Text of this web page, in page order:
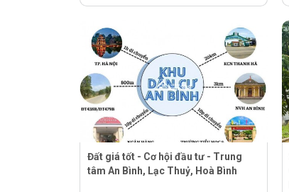
Đất giá tốt - Cơ hội đầu tư - Trung
tâm An Bình, Lạc Thuỷ, Hoà Bình